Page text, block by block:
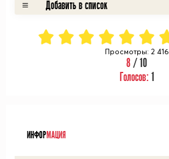
Просмотры: 2 416
8/ 10
Голосов: 1
ИНФОРМАЦИЯ